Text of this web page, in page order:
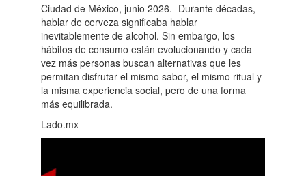
Ciudad de México, junio 2026.- Durante décadas,
hablar de cerveza significaba hablar
inevitablemente de alcohol. Sin embargo, los
hábitos de consumo están evolucionando y cada
vez más personas buscan alternativas que les
permitan disfrutar el mismo sabor, el mismo ritual y
la misma experiencia social, pero de una forma
más equilibrada.
Lado.mx